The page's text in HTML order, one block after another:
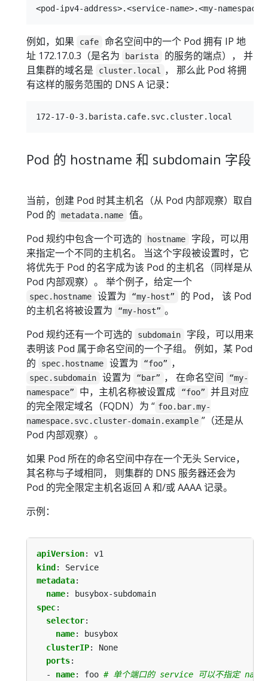
例如，如果 cafe
命名空间中的一个 Pod 拥有 IP 地
址 172.17.0.3（是名为
barista
的服务的端点）， 并
且集群的域名是
cluster.local
， 那么此 Pod 将拥
有这样的服务范围的 DNS A 记录：
Pod 的 hostname 和 subdomain 字段
当前，创建 Pod 时其主机名（从 Pod 内部观察）取自
Pod 的
metadata.name
值。
Pod 规约中包含一个可选的
hostname
字段，可以用
来指定一个不同的主机名。 当这个字段被设置时，它
将优先于 Pod 的名字成为该 Pod 的主机名（同样是从
Pod 内部观察）。 举个例子，给定一个
spec.hostname 设置为 “my-host”
的 Pod， 该 Pod
的主机名将被设置为
“my-host” 。
Pod 规约还有一个可选的
subdomain
字段，可以用来
表明该 Pod 属于命名空间的一个子组。 例如，某 Pod
的
spec.hostname 设置为 “foo” ，
spec.subdomain 设置为 “bar” ， 在命名空间
“my-
namespace”
中，主机名称被设置成 “foo”
并且对应
的完全限定域名（FQDN）为 “ foo.bar.my-
namespace.svc.cluster-domain.example ”（还是从
Pod 内部观察）。
如果 Pod 所在的命名空间中存在一个无头 Service，
其名称与子域相同， 则集群的 DNS 服务器还会为
Pod 的完全限定主机名返回 A 和/或 AAAA 记录。
示例：
apiVersion:
v1
kind:
Service
metadata:
name:
busybox-subdomain
spec:
selector:
name:
busybox
clusterIP:
None
ports:
- name: foo # 单个端口的 service 可以不指定 name